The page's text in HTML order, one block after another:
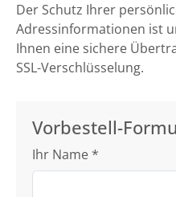
Der Schutz Ihrer
Adressinformationen ist
Ihnen eine sichere
SSL-Verschlüsselung.
Vorbestell-
Ihr Name *